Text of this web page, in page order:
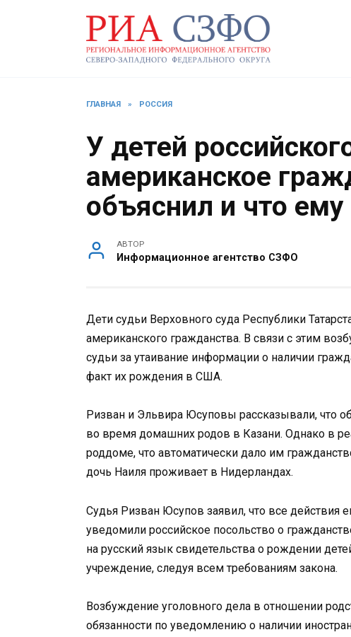
ГЛАВНАЯ » РОССИЯ
У детей
американское
объяснил и что ему
АВТОР
Информационное агентство СЗФО
Дети судьи Верховного суда Республики
американского гражданства. В связи с этим
судьи за утаивание информации о наличии
факт их рождения в США.
Ризван и Эльвира Юсуповы рассказывали, что
во время домашних родов в Казани. Однако в
роддоме, что автоматически дало им
дочь Наиля проживает в Нидерландах.
Судья Ризван Юсупов заявил, что все действия
уведомили российское посольство о
на русский язык свидетельства о рождении
учреждение, следуя всем требованиям закона.
Возбуждение уголовного дела в отношении
обязанности по уведомлению о наличии